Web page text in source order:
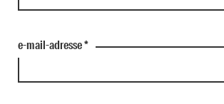
e-mail-adresse*